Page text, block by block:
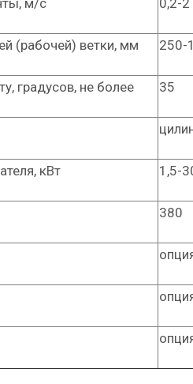
м/с 0,2-2
(рабочей) ветки, мм 250-
градусов, не более 35
кВт 1,5-
380